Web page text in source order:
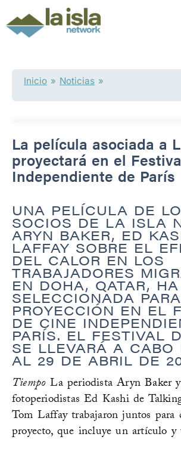
al
contenido
Inicio » Noticias »
La película asociada a
proyectará en el
Independiente de París
UNA PELÍCULA DE
SOCIOS DE LA ISLA
ARYN BAKER, ED
LAFFAY SOBRE EL
DEL CALOR EN LOS
TRABAJADORES
EN DOHA, QATAR,
SELECCIONADA
PROYECCIÓN EN EL
DE CINE
PARÍS. EL FESTIVAL
SE LLEVARÁ A CABO
AL 29 DE ABRIL DE
Tiempo La periodista Aryn Baker
fotoperiodistas Ed Kashi de
Tom Laffay trabajaron juntos para
proyecto, que incluye un artículo